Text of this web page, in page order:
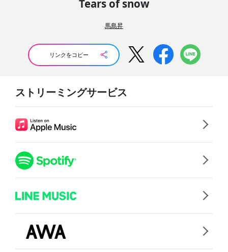
Tears of snow
馬島昇
リンクをコピー
ストリーミングサービス